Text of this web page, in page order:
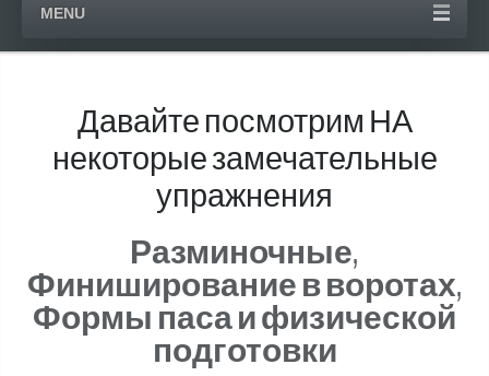
MENU
Давайте посмотрим НА
некоторые замечательные
упражнения
Разминочные,
Финиширование в воротах,
Формы паса и физической
подготовки